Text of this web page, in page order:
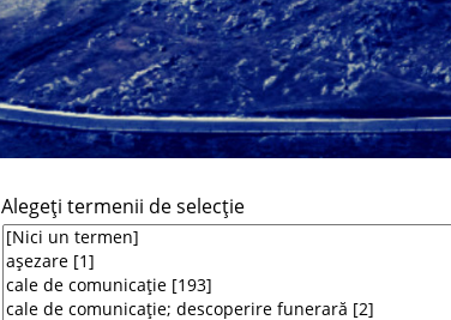
Alegeţi termenii de selecţie